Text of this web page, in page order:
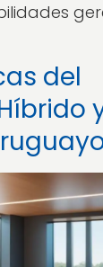
del